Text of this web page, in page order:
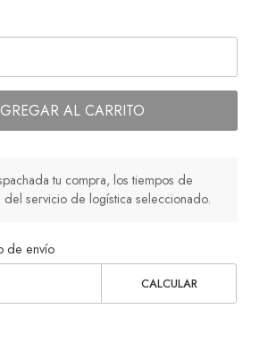
AL CARRITO
tu compra, los tiempos de
servicio de logística seleccionado.
de envío
CALCULAR